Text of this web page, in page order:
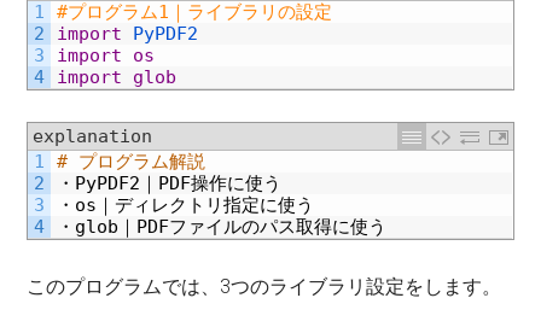
1
2
3
4
#プログラム1｜ライブラリの設定
import
PyPDF2
import
os
import
glob
explanation
1
2
3
4
# プログラム解説
・ PyPDF2 ｜ PDF操作に使う
・ os ｜ディレクトリ指定に使う
・ glob ｜ PDFファイルのパス取得に使う
このプログラムでは、3つのライブラリ設定をします。